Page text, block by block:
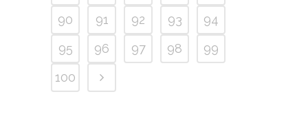
90
91 92 93
94
95
96 97 98
99
100